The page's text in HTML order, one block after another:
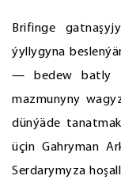
Brifinge
ýyllygyna
— bedew batly
mazmunyny
dünýäde
üçin Gahryman
Serdarymyza